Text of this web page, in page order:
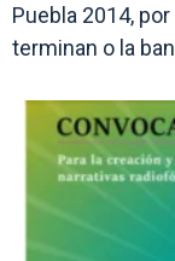
Puebla 2014,
terminan o la